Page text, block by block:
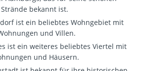
bekannt ist.
ist ein beliebtes Wohngebiet mit
und Villen.
ist ein weiteres beliebtes Viertel mit
und Häusern.